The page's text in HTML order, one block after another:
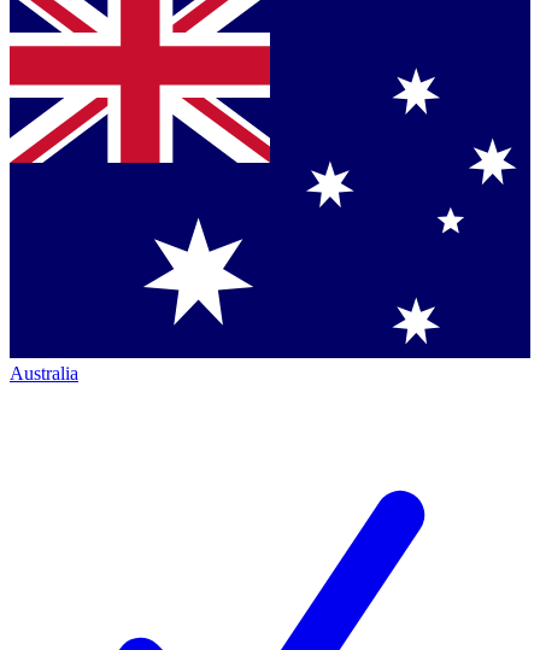
Australia